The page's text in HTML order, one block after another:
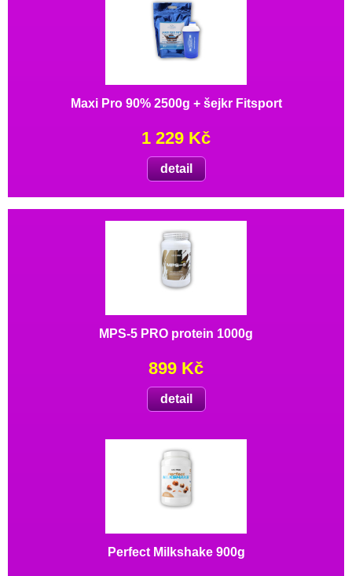
Maxi Pro 90% 2500g + šejkr Fitsport
1 229 Kč
detail
MPS-5 PRO protein 1000g
899 Kč
detail
Perfect Milkshake 900g